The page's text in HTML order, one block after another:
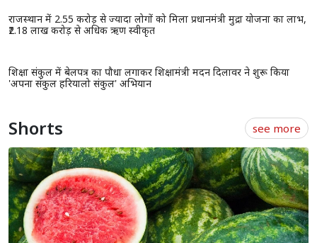
राजस्थान में 2.55 करोड़ से ज्यादा लोगों को मिला प्रधानमंत्री मुद्रा योजना का लाभ,
₹2.18 लाख करोड़ से अधिक ऋण स्वीकृत
शिक्षा संकुल में बेलपत्र का पौधा लगाकर शिक्षामंत्री मदन दिलावर ने शुरू किया
'अपना संकुल हरियालो संकुल' अभियान
Shorts see more